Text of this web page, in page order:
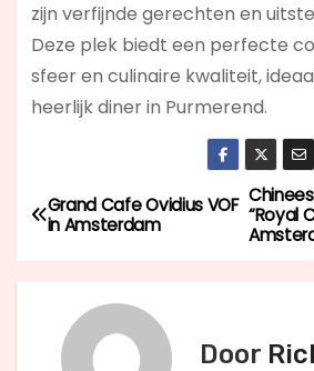
zijn verfijnde gerechten en
Deze plek biedt een perfecte
sfeer en culinaire kwaliteit,
heerlijk diner in Purmerend.
B
“Royal
Grand Cafe Ovidius VOF
in Amsterdam
Door